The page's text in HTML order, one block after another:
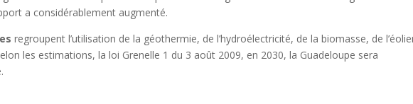
a considérablement augmenté.
regroupent l’utilisation de la géothermie, de l’hydroélectricité, de la biomasse, de
les estimations, la loi Grenelle 1 du 3 août 2009, en 2030, la Guadeloupe sera